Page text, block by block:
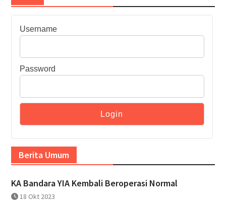
Username
Password
Berita Umum
KA Bandara YIA Kembali Beroperasi Normal
18 Okt 2023